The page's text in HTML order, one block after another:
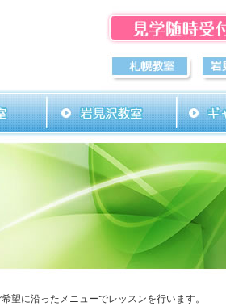
望に沿ったメニューでレッスンを行います。